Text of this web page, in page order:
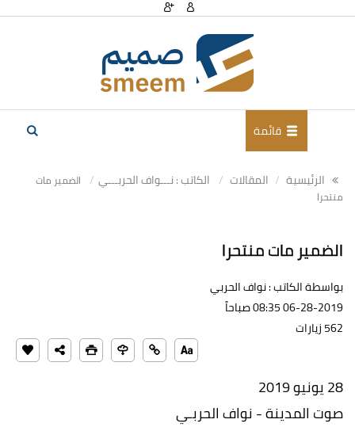
قائمة
الرئيسية المقالات الكاتب : نـــواف الحربـــي
الضمير مات
منتحرا
الضمير مات منتحرا
بواسطة الكاتب : نواف الحربي
06-28-2019 08:35 صباحاً
562 زيارات
28 يونيو 2019
صوت المدينة - نواف الحربـي